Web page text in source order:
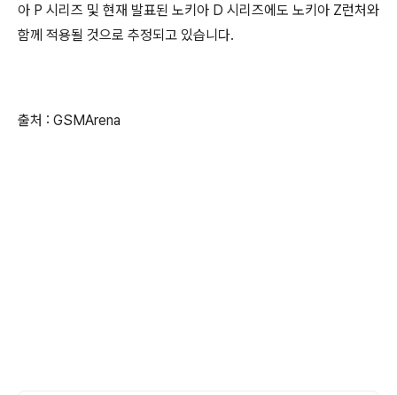
아 P 시리즈 및 현재 발표된 노키아 D 시리즈에도 노키아 Z런처와
함께 적용될 것으로 추정되고 있습니다.
출처 : GSMArena